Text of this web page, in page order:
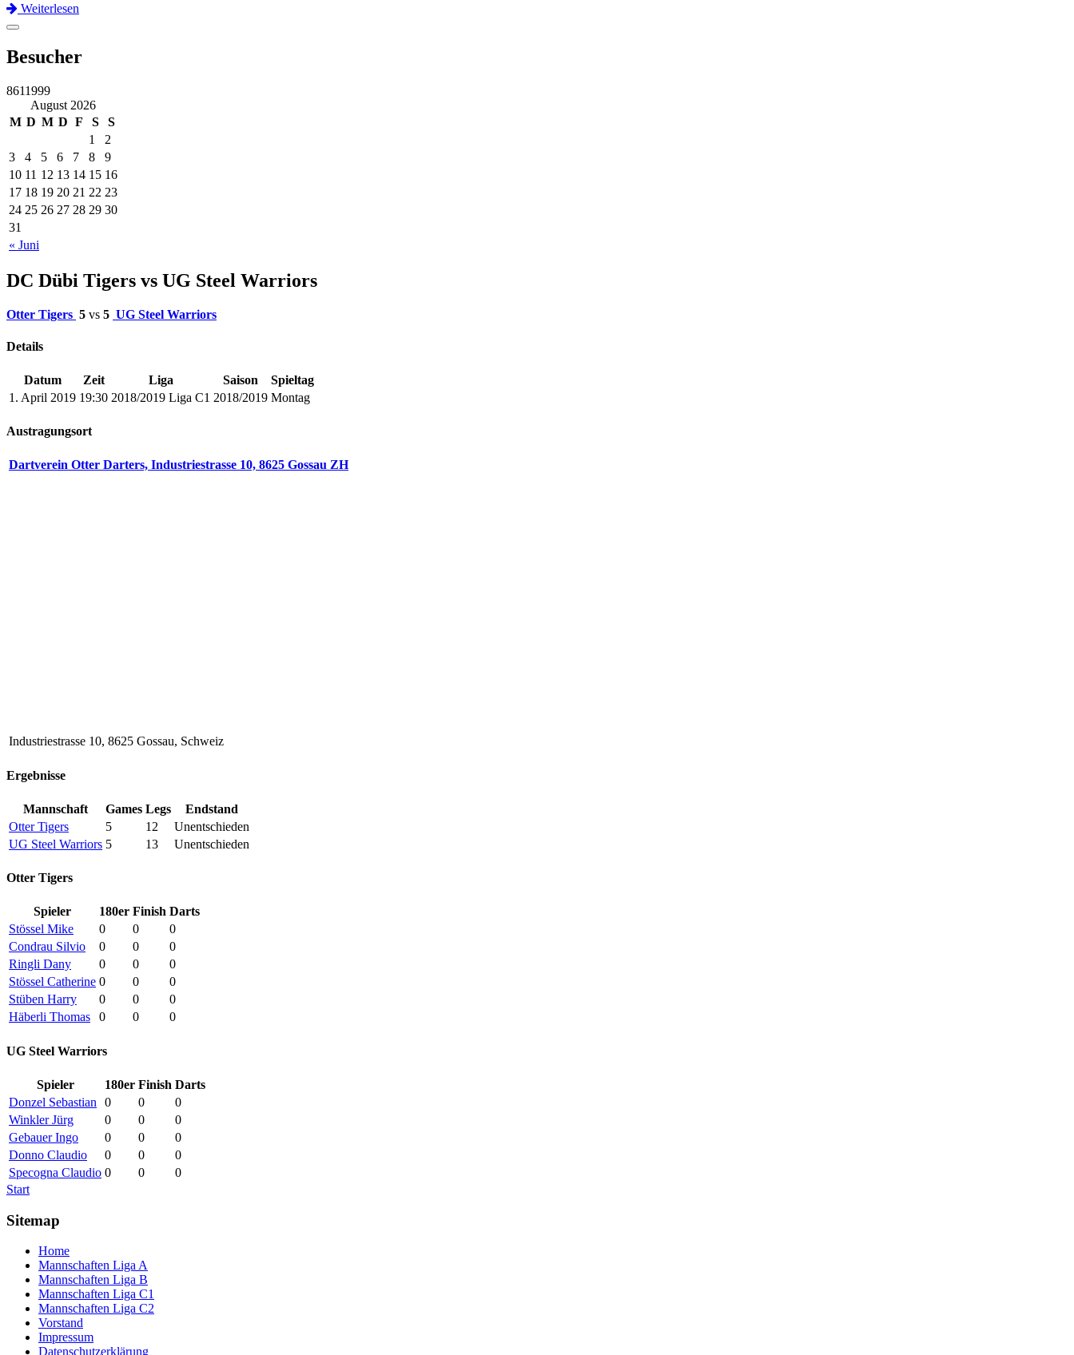
Weiterlesen
Previous
Next
Toggle
Besucher
8611999
August 2026
M D M D F S S
« Juni
1
2
3
4 5 6 7 8
9
10 11 12 13 14 15 16
17 18 19 20 21 22 23
24 25 26 27 28 29 30
31
DC Dübi Tigers vs UG Steel Warriors
Otter Tigers 5 vs 5 UG Steel Warriors
Details
Datum Zeit Liga Saison
Spieltag
1. April 2019 19:30 2018/2019 Liga C1 2018/2019 Montag
Austragungsort
Dartverein Otter Darters, Industriestrasse 10, 8625 Gossau ZH
Industriestrasse 10, 8625 Gossau, Schweiz
Ergebnisse
Mannschaft Games Legs
Endstand
Otter Tigers
5 12
Unentschieden
UG Steel Warriors 5 13 Unentschieden
Otter Tigers
Spieler 180er Finish Darts
Stössel Mike
0 0
0
Condrau Silvio
0 0
0
Ringli Dany
0 0
0
Stössel Catherine 0 0
0
Stüben Harry
0 0
0
Häberli Thomas
0 0 0
UG Steel Warriors
Spieler 180er Finish Darts
Donzel Sebastian
0 0
0
Winkler Jürg
0 0
0
Gebauer Ingo
0 0
0
Donno Claudio
0 0
0
Specogna Claudio 0 0
0
Start
Sitemap
Home
Mannschaften Liga A
Mannschaften Liga B
Mannschaften Liga C1
Mannschaften Liga C2
Vorstand
Impressum
Datenschutzerklärung